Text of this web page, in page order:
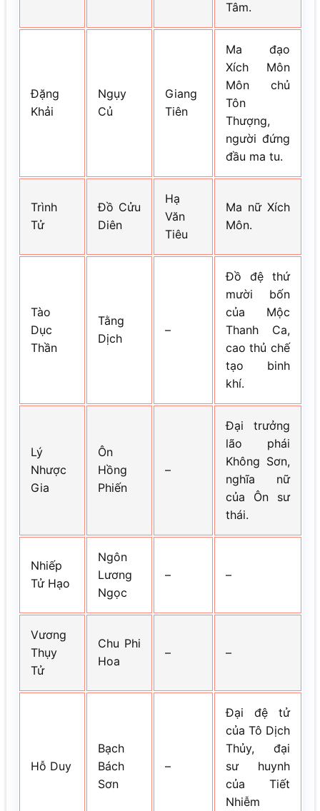
Tâm.
Đặng
Khải
Ngụy
Củ
Giang
Tiên
Ma đạo
Xích Môn
Môn chủ
Tôn
Thượng,
người đứng
đầu ma tu.
Trình
Tử
Đồ Cửu
Diên
Hạ
Văn
Tiêu
Ma nữ Xích
Môn.
Tào
Dục
Thần
Tằng
Dịch
–
Đồ đệ thứ
mười bốn
của Mộc
Thanh Ca,
cao thủ chế
tạo binh
khí.
Lý
Nhược
Gia
Ôn
Hồng
Phiến
–
Đại trưởng
lão phái
Không Sơn,
nghĩa nữ
của Ôn sư
thái.
Nhiếp
Tử Hạo
Ngôn
Lương
Ngọc
– –
Vương
Thụy
Tử
Chu Phi
Hoa
– –
Hỗ Duy
Bạch
Bách
Sơn
–
Đại đệ tử
của Tô Dịch
Thủy, đại
sư huynh
của Tiết
Nhiễm